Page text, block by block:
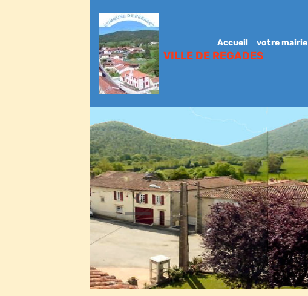
VILLE DE REGADES
Accueil votre mairie